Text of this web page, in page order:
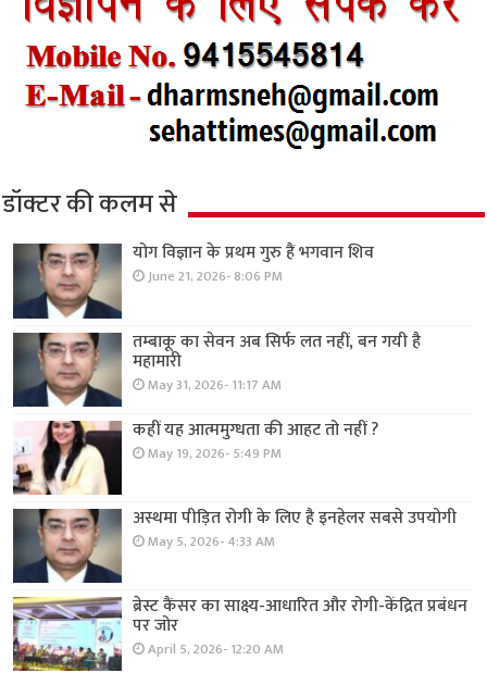
डॉक्टर की कलम से
योग विज्ञान के प्रथम गुरु हैं भगवान शिव
June 21, 2026- 8:06 PM
तम्बाकू का सेवन अब सिर्फ लत नहीं, बन गयी है
महामारी
May 31, 2026- 11:17 AM
कहीं यह आत्ममुग्धता की आहट तो नहीं ?
May 19, 2026- 5:49 PM
अस्थमा पीड़ित रोगी के लिए है इनहेलर सबसे उपयोगी
May 5, 2026- 4:33 AM
ब्रेस्ट कैंसर का साक्ष्य-आधारित और रोगी-केंद्रित प्रबंधन
पर जोर
April 5, 2026- 12:20 AM